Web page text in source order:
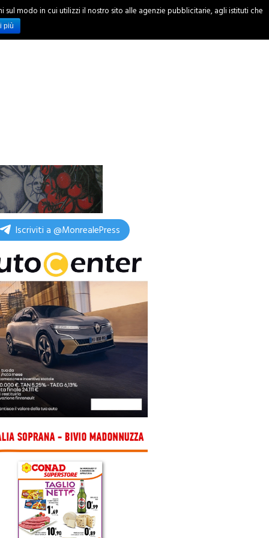
INCHIESTE
Iscriviti a @MonrealePress
modo in cui utilizzi il nostro sito alle agenzie pubblicitarie, agli istituti che
più